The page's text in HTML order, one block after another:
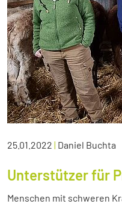
25.01.2022 | Daniel Buchta
Unterstützer für
Menschen mit schweren